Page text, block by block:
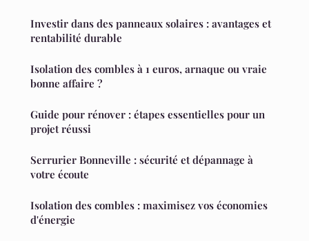
Investir dans des panneaux solaires : avantages et
rentabilité durable
Isolation des combles à 1 euros, arnaque ou vraie
bonne affaire ?
Guide pour rénover : étapes essentielles pour un
projet réussi
Serrurier Bonneville : sécurité et dépannage à
votre écoute
Isolation des combles : maximisez vos économies
d'énergie